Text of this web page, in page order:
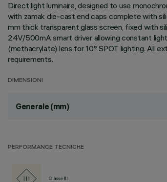
Direct light luminaire, designed to use
with zamak die-cast end caps complete with
mm thick transparent glass screen, fixed with
24V/500mA smart driver allowing constant
(methacrylate) lens for 10° SPOT lighting. All
requirements.
DIMENSIONI
Generale (mm)
PERFORMANCE TECNICHE
Classe III